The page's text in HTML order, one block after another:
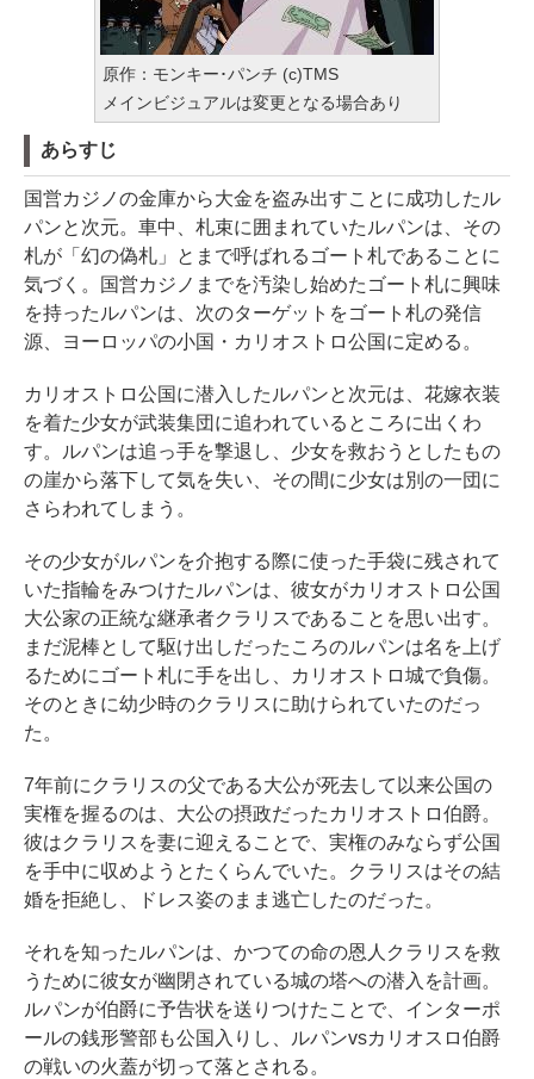
原作：モンキー･パンチ (c)TMS
メインビジュアルは変更となる場合あり
あらすじ
国営カジノの金庫から大金を盗み出すことに成功したル
パンと次元。車中、札束に囲まれていたルパンは、その
札が「幻の偽札」とまで呼ばれるゴート札であることに
気づく。国営カジノまでを汚染し始めたゴート札に興味
を持ったルパンは、次のターゲットをゴート札の発信
源、ヨーロッパの小国・カリオストロ公国に定める。
カリオストロ公国に潜入したルパンと次元は、花嫁衣装
を着た少女が武装集団に追われているところに出くわ
す。ルパンは追っ手を撃退し、少女を救おうとしたもの
の崖から落下して気を失い、その間に少女は別の一団に
さらわれてしまう。
その少女がルパンを介抱する際に使った手袋に残されて
いた指輪をみつけたルパンは、彼女がカリオストロ公国
大公家の正統な継承者クラリスであることを思い出す。
まだ泥棒として駆け出しだったころのルパンは名を上げ
るためにゴート札に手を出し、カリオストロ城で負傷。
そのときに幼少時のクラリスに助けられていたのだっ
た。
7年前にクラリスの父である大公が死去して以来公国の
実権を握るのは、大公の摂政だったカリオストロ伯爵。
彼はクラリスを妻に迎えることで、実権のみならず公国
を手中に収めようとたくらんでいた。クラリスはその結
婚を拒絶し、ドレス姿のまま逃亡したのだった。
それを知ったルパンは、かつての命の恩人クラリスを救
うために彼女が幽閉されている城の塔への潜入を計画。
ルパンが伯爵に予告状を送りつけたことで、インターポ
ールの銭形警部も公国入りし、ルパンvsカリオスロ伯爵
の戦いの火蓋が切って落とされる。